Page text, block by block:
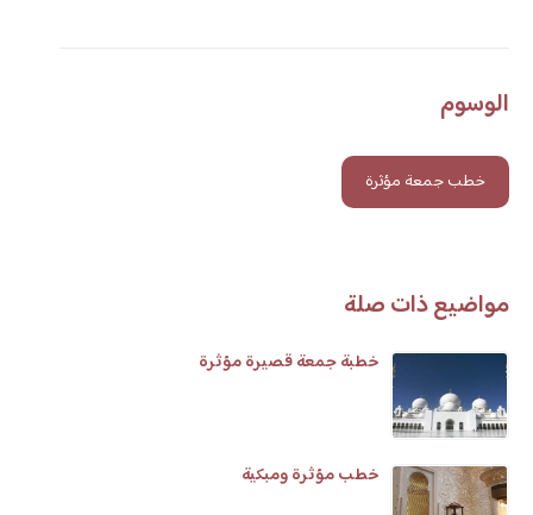
الوسوم
خطب جمعة مؤثرة
مواضيع ذات صلة
خطبة جمعة قصيرة مؤثرة
خطب مؤثرة ومبكية